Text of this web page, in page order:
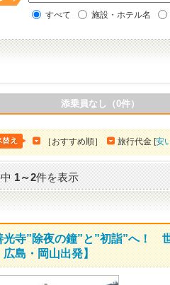
すべて 施設・ホテル名
添乗員なし（0件）
［おすすめ順］ 旅行代金 [安
中1～2件を表示
光寺”除夜の鐘”と”初詣”へ！
広島・岡山出発】